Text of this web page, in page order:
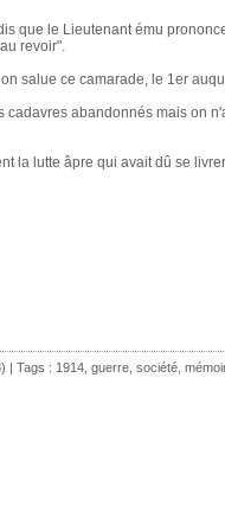
que le Lieutenant ému
revoir".
salue ce camarade, le 1er
abandonnés mais on
la lutte âpre qui avait dû se
| Tags : 1914 guerre société